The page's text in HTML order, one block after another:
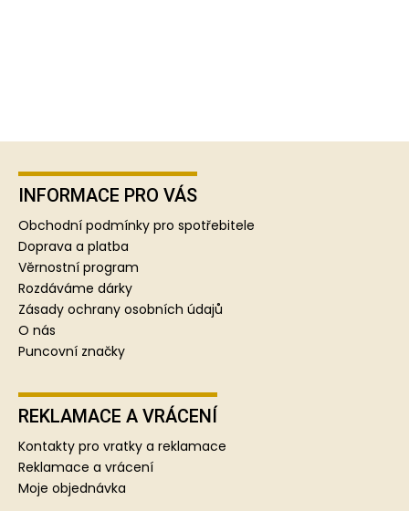
Z
INFORMACE PRO VÁS
Obchodní podmínky pro spotřebitele
Doprava a platba
Věrnostní program
Rozdáváme dárky
Zásady ochrany osobních údajů
O nás
Puncovní značky
REKLAMACE A VRÁCENÍ
Kontakty pro vratky a reklamace
Reklamace a vrácení
Moje objednávka